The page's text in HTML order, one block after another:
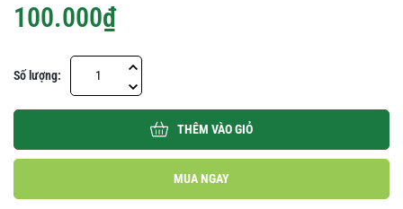
100.000₫
Số lượng:
THÊM VÀO GIỎ
MUA NGAY